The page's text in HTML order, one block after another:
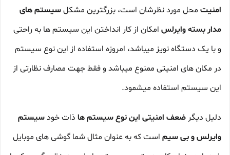
امنیت محل مورد نظرشان است، بزرگترین مشکلسیستم های
مدار بستهوایرلس امکان از کار انداختن این سیستم ها به راحتی
و با یک دستگاه نویز میباشد، امروزه استفاده از این نوع سیستم
در مکان های امنیتی ممنوع میباشد و فقط جهت مصارف نظارتی از
این سیستم استفاده میشمود.
دلیل دیگرضعف امنیتی این نوع سیستم ها ذات خودسیستم
وایرلس و بی سیم است که به عنوان مثال شما گوشی های موبایل